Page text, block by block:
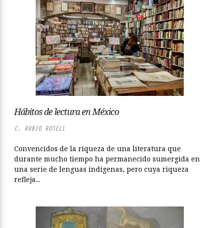
Hábitos de lectura en México
C. RUBIO ROSELL
Convencidos de la riqueza de una literatura que
durante mucho tiempo ha permanecido sumergida en
una serie de lenguas indígenas, pero cuya riqueza
refleja...